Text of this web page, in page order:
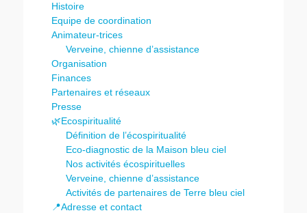
Histoire
Equipe de coordination
Animateur-trices
Verveine, chienne d’assistance
Organisation
Finances
Partenaires et réseaux
Presse
🌿Ecospiritualité
Définition de l’écospiritualité
Eco-diagnostic de la Maison bleu ciel
Nos activités écospirituelles
Verveine, chienne d’assistance
Activités de partenaires de Terre bleu ciel
📍Adresse et contact